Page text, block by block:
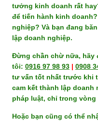
tưởng kinh doanh rất
để tiến hành kinh
nghiệp? Và bạn đang
lập doanh nghiệp.
Đừng chần chừ nữa, hãy
tôi: 0916 97 98 93 | 0908
tư vấn tốt nhất trước khi
cam kết thành lập doanh
pháp luật, chỉ trong vòng
Hoặc bạn cũng có thể